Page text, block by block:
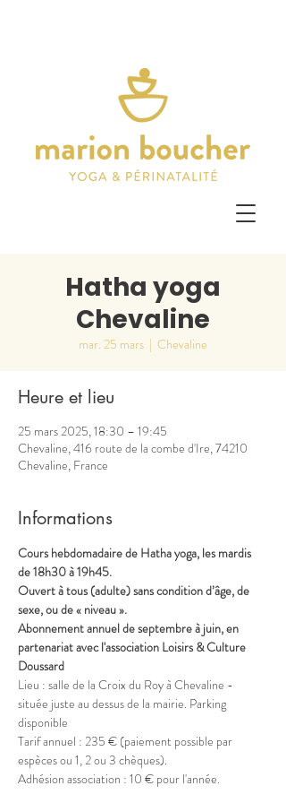
Hatha yoga
Chevaline
mar. 25 mars
  |
Chevaline
Heure et lieu
25 mars 2025, 18:30 – 19:45
Chevaline, 416 route de la combe d'Ire, 74210
Chevaline, France
Informations
Cours hebdomadaire de Hatha yoga, les mardis
de 18h30 à 19h45.
Ouvert à tous (adulte) sans condition d’âge, de
sexe, ou de « niveau ».
Abonnement annuel de septembre à juin, en
partenariat avec l'association Loisirs & Culture
Doussard
Lieu : salle de la Croix du Roy à Chevaline -
située juste au dessus de la mairie. Parking
disponible
Tarif annuel : 235 € (paiement possible par
espèces ou 1, 2 ou 3 chèques).
Adhésion association : 10 € pour l'année.